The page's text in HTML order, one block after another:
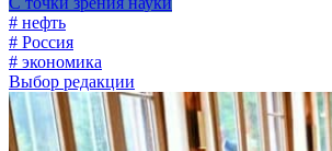
# нефть
# Россия
# экономика
Выбор редакции